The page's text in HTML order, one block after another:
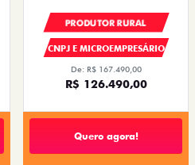
PRODUTOR RURAL
CNPJ E MICROEMPRESÁRIO
De: R$ 167.490,00
R$ 126.490,00
Quero agora!